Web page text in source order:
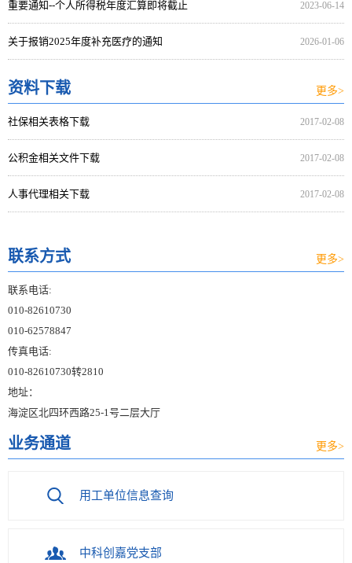
重要通知--个人所得税年度汇算即将截止 2023-06-14
关于报销2025年度补充医疗的通知 2026-01-06
资料下载 更多>
社保相关表格下载 2017-02-08
公积金相关文件下载 2017-02-08
人事代理相关下载 2017-02-08
联系方式 更多>
联系电话:
010-82610730
010-62578847
传真电话:
010-82610730转2810
地址：
海淀区北四环西路25-1号二层大厅
业务通道 更多>
用工单位信息查询
中科创嘉党支部